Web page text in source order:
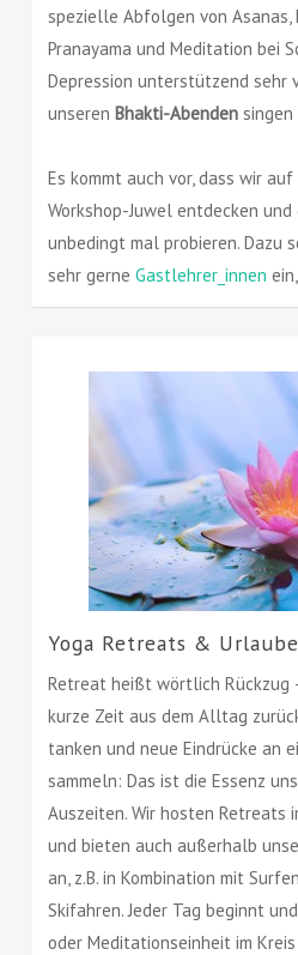
spezielle Abfolgen von Asanas,
Pranayama und Meditation bei
Depression unterstützend sehr
unserenBhakti-Abendensingen
Es kommt auch vor, dass wir
Workshop-Juwel entdecken
unbedingt mal probieren. Dazu
sehr gerneGastlehrer_innen
Yoga Retreats & Urlaube
Retreat heißt wörtlich Rückzug
kurze Zeit aus dem Alltag
tanken und neue Eindrücke an
sammeln: Das ist die Essenz
Auszeiten. Wir hosten Retreats
und bieten auch außerhalb
an, z.B. in Kombination mit
Skifahren. Jeder Tag beginnt
oder Meditationseinheit im